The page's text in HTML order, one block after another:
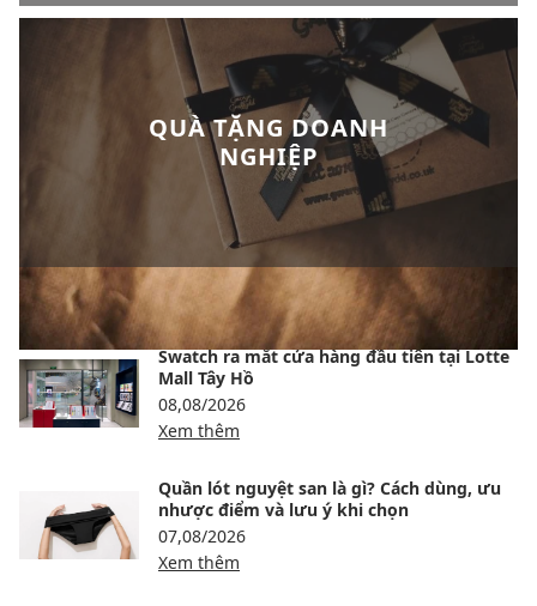
QUÀ TẶNG DOANH
NGHIỆP
BÀI VIẾT NỔI BẬT
Swatch ra mắt cửa hàng đầu tiên tại Lotte
Mall Tây Hồ
08,08/2026
Xem thêm
Quần lót nguyệt san là gì? Cách dùng, ưu
nhược điểm và lưu ý khi chọn
07,08/2026
Xem thêm